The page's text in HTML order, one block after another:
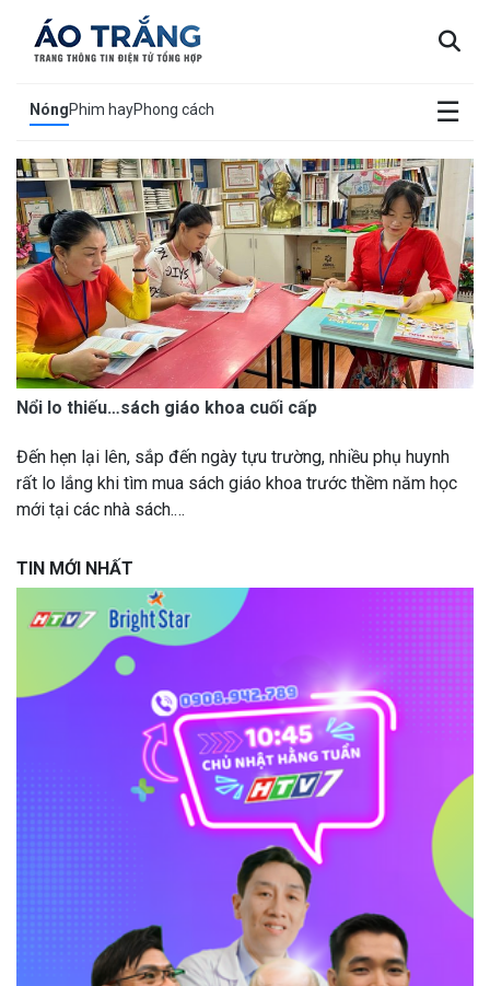
NóngPhim hayPhong cách ☰
×
Nổi lo thiếu…sách giáo khoa cuối cấp
Đến hẹn lại lên, sắp đến ngày tựu trường, nhiều phụ huynh
rất lo lắng khi tìm mua sách giáo khoa trước thềm năm học
mới tại các nhà sách.…
TIN MỚI NHẤT